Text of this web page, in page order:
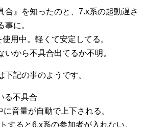
合』を知ったのと、7.x系の起動遅さ
事に。
用中。軽くて安定してる。
から不具合出てるか不明。
下記の事のようです。
る不具合
音量が自動で上下される。
すると6.x系の参加者が入れない。